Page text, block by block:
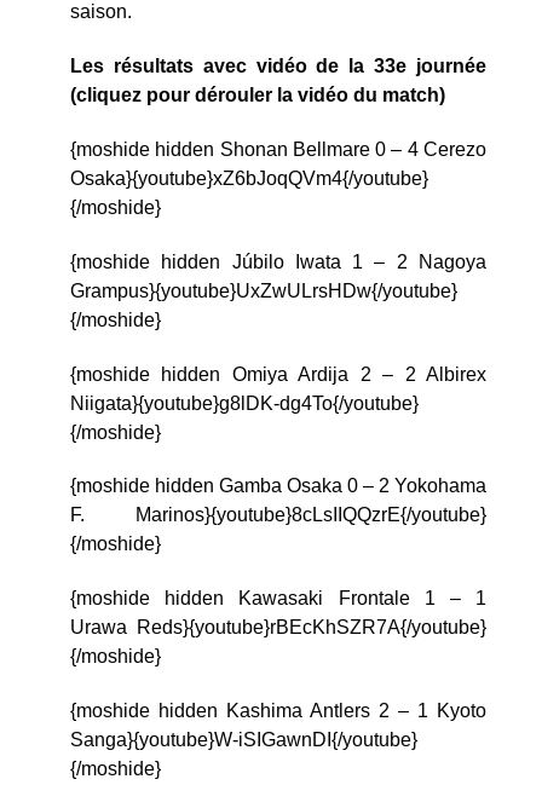
saison.
Les résultats avec vidéo de la 33e journée
(cliquez pour dérouler la vidéo du match)
{moshide hidden Shonan Bellmare 0 – 4 Cerezo
Osaka}{youtube}xZ6bJoqQVm4{/youtube}
{/moshide}
{moshide hidden Júbilo Iwata 1 – 2 Nagoya
Grampus}{youtube}UxZwULrsHDw{/youtube}
{/moshide}
{moshide hidden Omiya Ardija 2 – 2 Albirex
Niigata}{youtube}g8lDK-dg4To{/youtube}
{/moshide}
{moshide hidden Gamba Osaka 0 – 2 Yokohama
F. Marinos}{youtube}8cLsIIQQzrE{/youtube}
{/moshide}
{moshide hidden Kawasaki Frontale 1 – 1
Urawa Reds}{youtube}rBEcKhSZR7A{/youtube}
{/moshide}
{moshide hidden Kashima Antlers 2 – 1 Kyoto
Sanga}{youtube}W-iSIGawnDI{/youtube}
{/moshide}